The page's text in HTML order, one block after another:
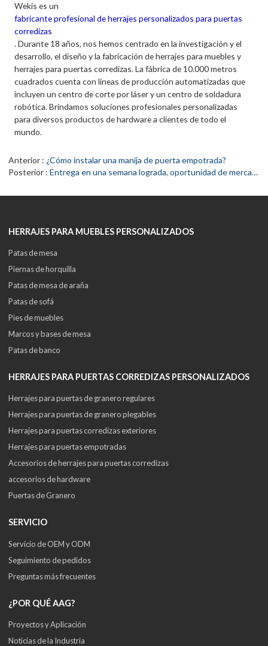
Wekis es un
fabricante profesional de herrajes personalizados para puertas
corredizas
. Durante 18 años, nos hemos centrado en la investigación y el
desarrollo, el diseño y la fabricación de herrajes para muebles y
herrajes para puertas corredizas. La fábrica de 10.000 metros
cuadrados cuenta con líneas de producción automatizadas que
incluyen un centro de corte por láser y un centro de soldadura
robótica. Brindamos soluciones profesionales personalizadas
para diversos productos de hardware a clientes de todo el
mundo.
Anterior
¿Cómo instalar una manija de puerta empotrada?
Posterior
Entrega en una semana lograda, oportunidad de mercado aprovechada: un caso de asociación comercial entre WEKIS y Amazon
HERRAJES PARA MUEBLES PERSONALIZADOS
Patas de mesa
Piernas de horquilla
Patas de mesa de araña
Patas de sofá
Pies de muebles
Marcos y bases de mesa
Patas de banco
HERRAJES PARA PUERTAS CORREDIZAS PERSONALIZADOS
Herrajes para puertas de granero regulares
Herrajes para puertas de granero plegables
Herrajes para puertas corredizas exteriores
Herrajes para puertas empotradas
Accesorios de herrajes para puertas corredizas
accesorios de hardware
Puertas de Granero
SERVICIO
Servicio de OEM y ODM
Seguimiento de pedidos
Preguntas más frecuentes
¿POR QUÉ AAG?
Proyectos y Aplicación
Noticias de la Industria